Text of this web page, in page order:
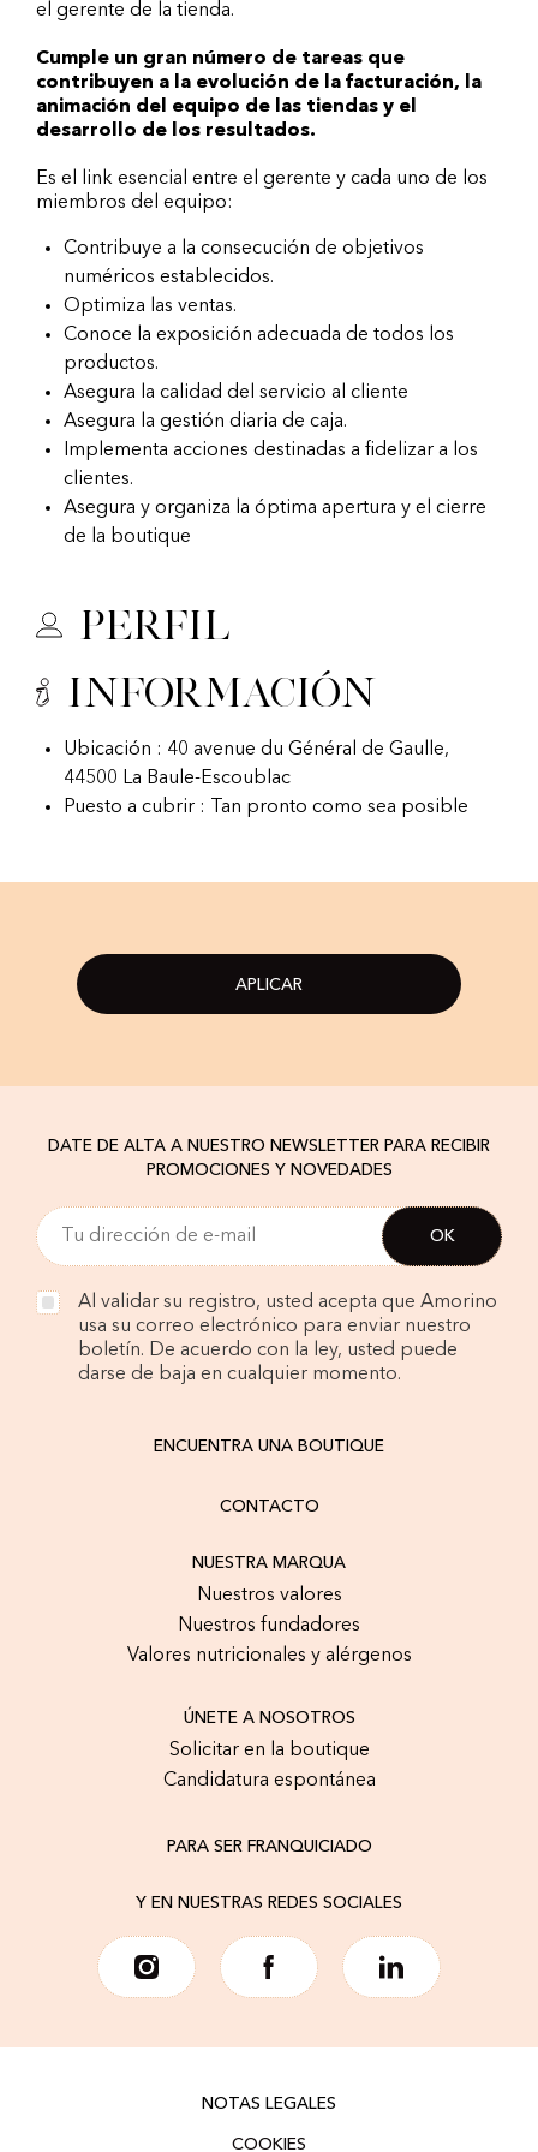
el gerente de la tienda.
Cumple un gran número de tareas que
contribuyen a la evolución de la facturación, la
animación del equipo de las tiendas y el
desarrollo de los resultados.
Es el link esencial entre el gerente y cada uno de los
miembros del equipo:
Contribuye a la consecución de objetivos
numéricos establecidos.
Optimiza las ventas.
Conoce la exposición adecuada de todos los
productos.
Asegura la calidad del servicio al cliente
Asegura la gestión diaria de caja.
Implementa acciones destinadas a fidelizar a los
clientes.
Asegura y organiza la óptima apertura y el cierre
de la boutique
Perfil
Información
Ubicación : 40 avenue du Général de Gaulle,
44500 La Baule-Escoublac
Puesto a cubrir : Tan pronto como sea posible
APLICAR
DATE DE ALTA A NUESTRO NEWSLETTER PARA RECIBIR
PROMOCIONES Y NOVEDADES
Al validar su registro, usted acepta que Amorino
usa su correo electrónico para enviar nuestro
boletín. De acuerdo con la ley, usted puede
darse de baja en cualquier momento.
ENCUENTRA UNA BOUTIQUE
CONTACTO
NUESTRA MARQUA
Nuestros valores
Nuestros fundadores
Valores nutricionales y alérgenos
ÚNETE A NOSOTROS
Solicitar en la boutique
Candidatura espontánea
PARA SER FRANQUICIADO
Y EN NUESTRAS REDES SOCIALES
NOTAS LEGALES
COOKIES